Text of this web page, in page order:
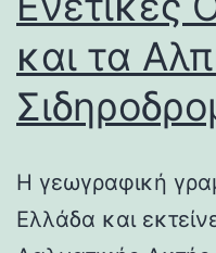
και τα
Η γεωγραφική
Ελλάδα και